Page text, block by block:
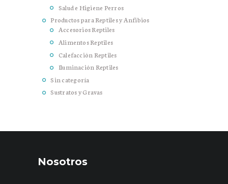
Salud e Higiene Perros
Productos para Reptiles y Anfibios
Accesorios Reptiles
Alimentos Reptiles
Calefacción Reptiles
Iluminación Reptiles
Sin categoría
Sustratos y Gravas
Nosotros